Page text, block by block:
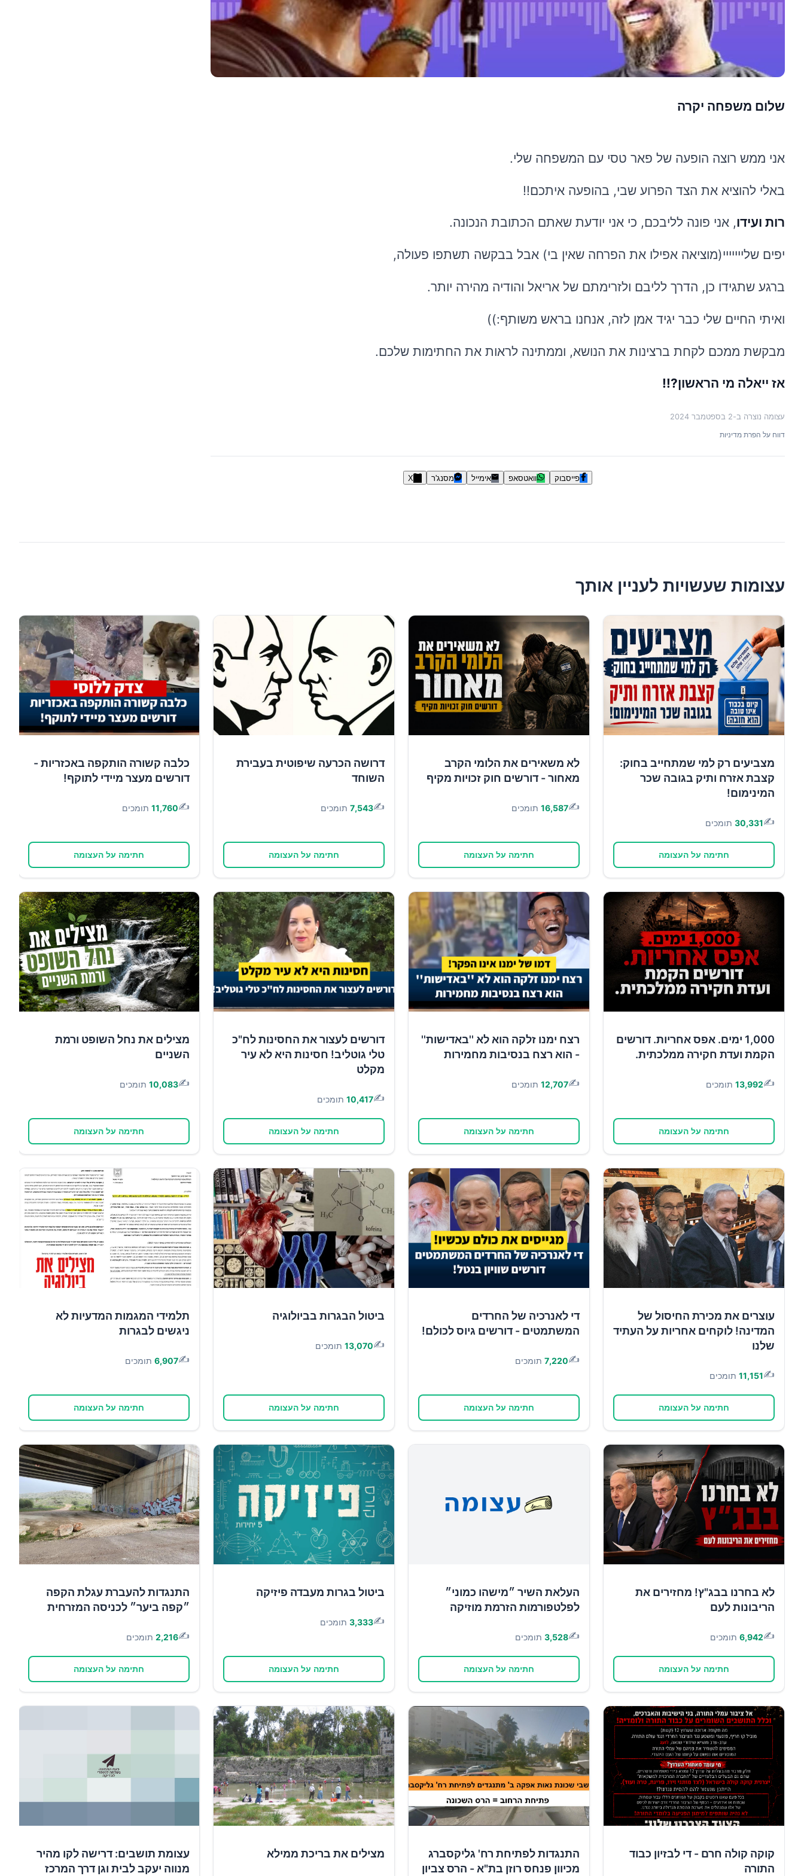
שלום משפחה יקרה
אני ממש רוצה הופעה של פאר טסי עם המשפחה שלי.
באלי להוציא את הצד הפרוע שבי, בהופעה איתכם!!
רות ועידו, אני פונה לליבכם, כי אני יודעת שאתם הכתובת הנכונה.
יפים שלייייייי(מוציאה אפילו את הפרחה שאין בי) אבל בבקשה תשתפו פעולה,
ברגע שתגידו כן, הדרך לליבם ולזרימתם של אריאל והודיה מהירה יותר.
ואיתי החיים שלי כבר יגיד אמן לזה, אנחנו בראש משותף:))
מבקשת ממכם לקחת ברצינות את הנושא, וממתינה לראות את החתימות שלכם.
אז ייאלה מי הראשון?!!
עצומה נוצרה ב-2 בספטמבר 2024
דווח על הפרת מדיניות
פייסבוק וואטסאפ אימייל מסנג'ר X
עצומות שעשויות לעניין אותך
מצביעים רק למי שמתחייב בחוק:
קצבת אזרח ותיק בגובה שכר
המינימום!
✍️
30,331 תומכים
חתימה על העצומה
לא משאירים את הלומי הקרב
מאחור - דורשים חוק זכויות מקיף
✍️
16,587 תומכים
חתימה על העצומה
דרושה הכרעה שיפוטית בעבירת
השוחד
✍️
7,543 תומכים
חתימה על העצומה
כלבה קשורה הותקפה באכזריות -
דורשים מעצר מיידי לתוקף!
✍️
11,760 תומכים
חתימה על העצומה
1,000 ימים. אפס אחריות. דורשים
הקמת ועדת חקירה ממלכתית.
✍️
13,992 תומכים
חתימה על העצומה
רצח ימנו זלקה הוא לא ''באדישות''
- הוא רצח בנסיבות מחמירות
✍️
12,707 תומכים
חתימה על העצומה
דורשים לעצור את החסינות לח"כ
טלי גוטליב! חסינות היא לא עיר
מקלט
✍️
10,417 תומכים
חתימה על העצומה
מצילים את נחל השופט ורמת
השניים
✍️
10,083 תומכים
חתימה על העצומה
עוצרים את מכירת החיסול של
המדינה! לוקחים אחריות על העתיד
שלנו
✍️
11,151 תומכים
חתימה על העצומה
די לאנרכיה של החרדים
המשתמטים - דורשים גיוס לכולם!
✍️
7,220 תומכים
חתימה על העצומה
ביטול הבגרות בביולוגיה
✍️
13,070 תומכים
חתימה על העצומה
תלמידי המגמות המדעיות לא
ניגשים לבגרות
✍️
6,907 תומכים
חתימה על העצומה
לא בחרנו בבג"ץ! מחזירים את
הריבונות לעם
✍️
6,942 תומכים
חתימה על העצומה
העלאת השיר ״מישהו כמוני״
לפלטפורמות הזרמת מוזיקה
✍️
3,528 תומכים
חתימה על העצומה
ביטול בגרות מעבדה פיזיקה
✍️
3,333 תומכים
חתימה על העצומה
התנגדות להעברת עגלת הקפה
״קפה ביער״ לכניסה המזרחית
✍️
2,216 תומכים
חתימה על העצומה
קוקה קולה חרם - די לבזיון כבוד
התורה
התנגדות לפתיחת רח' גליקסברג
מכיוון פנחס רוזן בת"א - הרס צביון
מצילים את בריכת ממילא
עצומת תושבים: דרישה לקו מהיר
מנווה יעקב לבית וגן דרך המרכז